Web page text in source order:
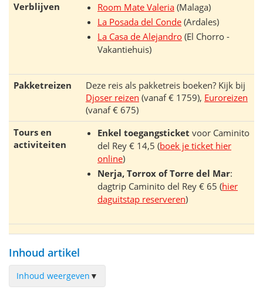
Verblijven Room Mate Valeria (Malaga)
La Posada del Conde (Ardales)
La Casa de Alejandro (El Chorro -
Vakantiehuis)
Pakketreizen
Deze reis als pakketreis boeken? Kijk bij
Djoser reizen (vanaf € 1759), Euroreizen
(vanaf € 675)
Tours en
activiteiten
Enkel toegangsticket voor Caminito
del Rey € 14,5 (boek je ticket hier
online)
Nerja, Torrox of Torre del Mar:
dagtrip Caminito del Rey € 65 (hier
daguitstap reserveren)
Inhoud artikel
Inhoud weergeven ▼